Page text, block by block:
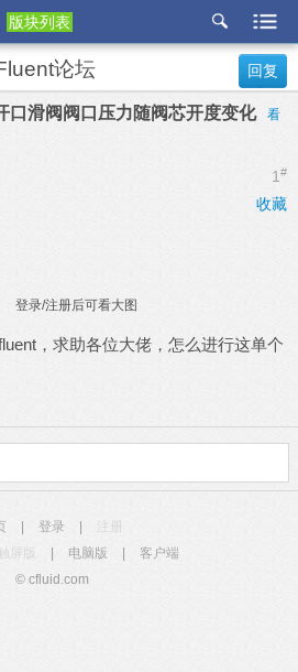
版块列表
etu
p
回复
论坛
口滑阀阀口压力随阀芯开度变化
看
1 #
收藏
登录/注册后可看大图
，求助各位大佬，怎么进行这单个
登录
注册
触屏版 电脑版
客户端
© cfluid.com